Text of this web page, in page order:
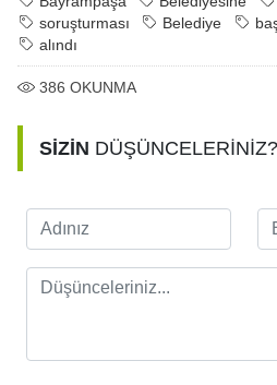
soruşturması
Belediye
alındı
386 OKUNMA
SİZİN DÜŞÜNCELERİNİZ?